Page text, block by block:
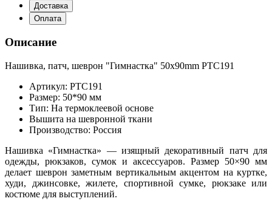
Доставка
Оплата
Описание
Нашивка, патч, шеврон "Гимнастка" 50x90mm PTC191
Артикул: PTC191
Размер: 50*90 мм
Тип: На термоклеевой основе
Вышита на шевронной ткани
Производство: Россия
Нашивка «Гимнастка» — изящный декоративный патч для
одежды, рюкзаков, сумок и аксессуаров. Размер 50×90 мм
делает шеврон заметным вертикальным акцентом на куртке,
худи, джинсовке, жилете, спортивной сумке, рюкзаке или
костюме для выступлений.